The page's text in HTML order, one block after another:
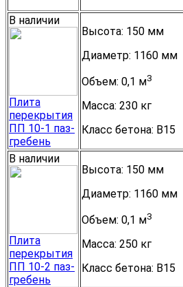
В наличии
Плита
перекрытия
ПП 10-1 паз-
гребень
Высота: 150 мм
Диаметр: 1160 мм
Объем: 0,1 м3
Масса: 230 кг
Класс бетона: B15
В наличии
Плита
перекрытия
ПП 10-2 паз-
гребень
Высота: 150 мм
Диаметр: 1160 мм
Объем: 0,1 м3
Масса: 250 кг
Класс бетона: B15